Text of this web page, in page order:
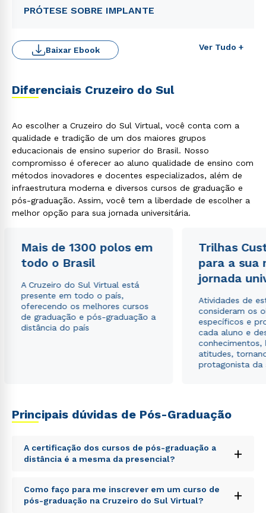
PRÓTESE SOBRE IMPLANTE
Ver Tudo +
Baixar Ebook
Diferenciais Cruzeiro do Sul
Ao escolher a Cruzeiro do Sul Virtual, você conta com a
qualidade e tradição de um dos maiores grupos
educacionais de ensino superior do Brasil. Nosso
compromisso é oferecer ao aluno qualidade de ensino com
métodos inovadores e docentes especializados, além de
infraestrutura moderna e diversos cursos de graduação e
pós-graduação. Assim, você tem a liberdade de escolher a
melhor opção para sua jornada universitária.
Mais de 1300 polos em
todo o Brasil
A Cruzeiro do Sul Virtual está
presente em todo o país,
oferecendo os melhores cursos
de graduação e pós-graduação a
distância do país
Trilhas
para a sua
jornada
Atividades de
consideram os
específicos e
cada aluno e
conhecimentos,
atitudes,
protagonista da
Principais dúvidas de Pós-Graduação
A certificação dos cursos de pós-graduação a
distância é a mesma da presencial?
+
Sed ut perspiciatis unde omnis iste natus error sit
voluptatem accusantium doloremque laudantium,
totam rem aperiam, eaque ipsa quae ab illo inventore
Como faço para me inscrever em um curso de
pós-graduação na Cruzeiro do Sul Virtual?
+